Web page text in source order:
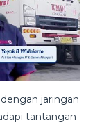
jaringan
tantangan